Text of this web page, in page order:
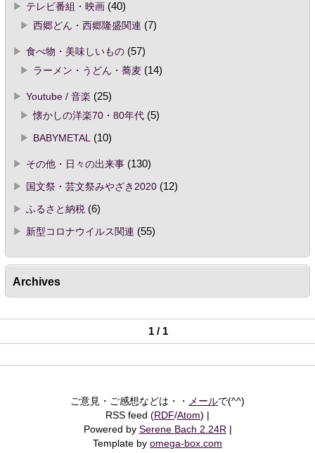
テレビ番組・映画(40)
西郷どん・西郷隆盛関連 (7)
食べ物・美味しいもの(57)
ラーメン・うどん・蕎麦(14)
Youtube / 音楽 (25)
懐かしの洋楽70・80年代(5)
BABYMETAL
(10)
その他・日々の出来事(130)
国文祭・芸文祭みやざき2020(12)
ふるさと納税(6)
新型コロナウイルス関連 (55)
Archives
1 / 1
ご意見・ご感想などは・・ メールで(^^)
RSS feed (RDF/Atom)
Powered by Serene Bach 2.24R
Template by omega-box.com